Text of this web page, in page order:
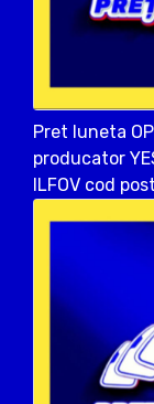
Pret luneta
producator
ILFOV cod